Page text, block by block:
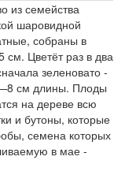
из семейства
шаровидной
собраны в
Цветёт раз в два
зеленовато -
см длины. Плоды
на дереве всю
и бутоны, которые
семена которых
в мае -